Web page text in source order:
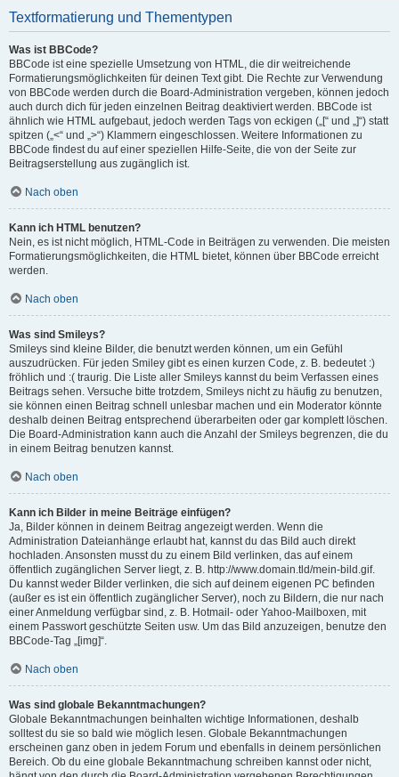
Textformatierung und Thementypen
Was ist BBCode?
BBCode ist eine spezielle Umsetzung von HTML, die dir weitreichende
Formatierungsmöglichkeiten für deinen Text gibt. Die Rechte zur Verwendung
von BBCode werden durch die Board-Administration vergeben, können jedoch
auch durch dich für jeden einzelnen Beitrag deaktiviert werden. BBCode ist
ähnlich wie HTML aufgebaut, jedoch werden Tags von eckigen („[“ und „]“) statt
spitzen („<“ und „>“) Klammern eingeschlossen. Weitere Informationen zu
BBCode findest du auf einer speziellen Hilfe-Seite, die von der Seite zur
Beitragserstellung aus zugänglich ist.
Nach oben
Kann ich HTML benutzen?
Nein, es ist nicht möglich, HTML-Code in Beiträgen zu verwenden. Die meisten
Formatierungsmöglichkeiten, die HTML bietet, können über BBCode erreicht
werden.
Nach oben
Was sind Smileys?
Smileys sind kleine Bilder, die benutzt werden können, um ein Gefühl
auszudrücken. Für jeden Smiley gibt es einen kurzen Code, z. B. bedeutet :)
fröhlich und :( traurig. Die Liste aller Smileys kannst du beim Verfassen eines
Beitrags sehen. Versuche bitte trotzdem, Smileys nicht zu häufig zu benutzen,
sie können einen Beitrag schnell unlesbar machen und ein Moderator könnte
deshalb deinen Beitrag entsprechend überarbeiten oder gar komplett löschen.
Die Board-Administration kann auch die Anzahl der Smileys begrenzen, die du
in einem Beitrag benutzen kannst.
Nach oben
Kann ich Bilder in meine Beiträge einfügen?
Ja, Bilder können in deinem Beitrag angezeigt werden. Wenn die
Administration Dateianhänge erlaubt hat, kannst du das Bild auch direkt
hochladen. Ansonsten musst du zu einem Bild verlinken, das auf einem
öffentlich zugänglichen Server liegt, z. B. http://www.domain.tld/mein-bild.gif.
Du kannst weder Bilder verlinken, die sich auf deinem eigenen PC befinden
(außer es ist ein öffentlich zugänglicher Server), noch zu Bildern, die nur nach
einer Anmeldung verfügbar sind, z. B. Hotmail- oder Yahoo-Mailboxen, mit
einem Passwort geschützte Seiten usw. Um das Bild anzuzeigen, benutze den
BBCode-Tag „[img]“.
Nach oben
Was sind globale Bekanntmachungen?
Globale Bekanntmachungen beinhalten wichtige Informationen, deshalb
solltest du sie so bald wie möglich lesen. Globale Bekanntmachungen
erscheinen ganz oben in jedem Forum und ebenfalls in deinem persönlichen
Bereich. Ob du eine globale Bekanntmachung schreiben kannst oder nicht,